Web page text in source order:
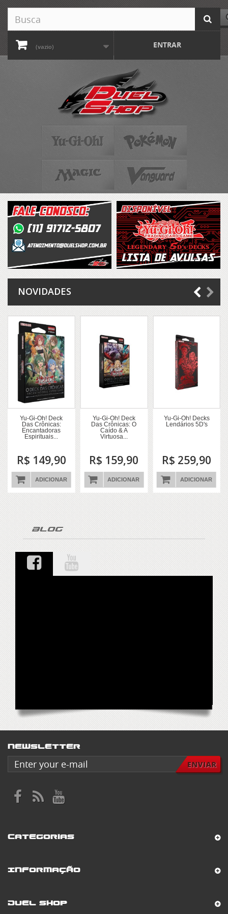
(vazio) ENTRAR
NOVIDADES
Yu-Gi-Oh! Deck
Das Crônicas:
Encantadoras
Espirituais...
R$ 149,90
ADICIONAR
Yu-Gi-Oh! Deck
Das Crônicas: O
Caído & A
Virtuosa...
R$ 159,90
ADICIONAR
Yu-Gi-Oh! Decks
Lendários 5D's
R$ 259,90
ADICIONAR
Blog
Newsletter
Categorias
Informação
Duel Shop